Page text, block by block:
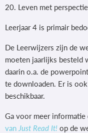
20. Leven met
Leerjaar 4 is primair
De Leerwijzers zijn de
moeten jaarlijks besteld
daarin o.a. de
te downloaden. Er is
beschikbaar.
Ga voor meer informatie
van Just Read It! op de